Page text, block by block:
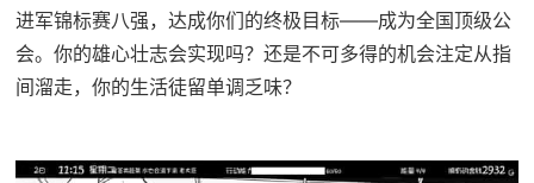
进军锦标赛八强，达成你们的终极目标——成为全国顶级公
会。你的雄心壮志会实现吗？还是不可多得的机会注定从指
间溜走，你的生活徒留单调乏味？